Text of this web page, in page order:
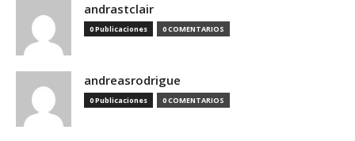
andrastclair
0 Publicaciones 0 COMENTARIOS
andreasrodrigue
0 Publicaciones 0 COMENTARIOS